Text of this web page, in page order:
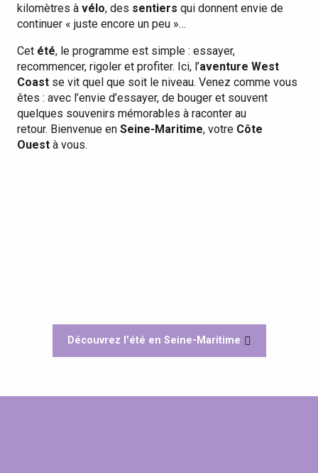
kilomètres à vélo, des sentiers qui donnent envie de
continuer « juste encore un peu »…
Cet été, le programme est simple : essayer,
recommencer, rigoler et profiter. Ici, l’aventure West
Coast se vit quel que soit le niveau. Venez comme vous
êtes : avec l’envie d’essayer, de bouger et souvent
quelques souvenirs mémorables à raconter au
retour. Bienvenue en Seine-Maritime, votre Côte
Ouest à vous.
Découvrez l'été en Seine-Maritime